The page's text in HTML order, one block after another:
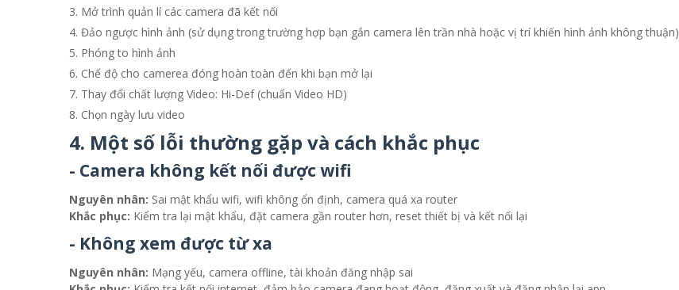
Mở trình quản lí các camera đã kết nối
Đảo ngược hình ảnh (sử dụng trong trường hợp bạn gắn camera lên trần nhà hoặc vị trí khiến hình ảnh không thuận)
Phóng to hình ảnh
Chế độ cho camerea đóng hoàn toàn đến khi bạn mở lại
Thay đổi chất lượng Video: Hi-Def (chuẩn Video HD)
Chọn ngày lưu video
4. Một số lỗi thường gặp và cách khắc phục
- Camera không kết nối được wifi
Nguyên nhân: Sai mật khẩu wifi, wifi không ổn định, camera quá xa router
Khắc phục: Kiểm tra lại mật khẩu, đặt camera gần router hơn, reset thiết bị và kết nối lại
- Không xem được từ xa
Nguyên nhân: Mạng yếu, camera offline, tài khoản đăng nhập sai